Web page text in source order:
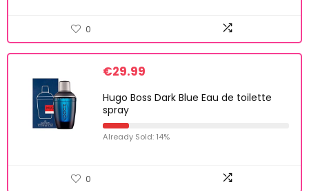
0
€29.99
Hugo Boss Dark Blue Eau de toilette
spray
Already Sold: 14%
0